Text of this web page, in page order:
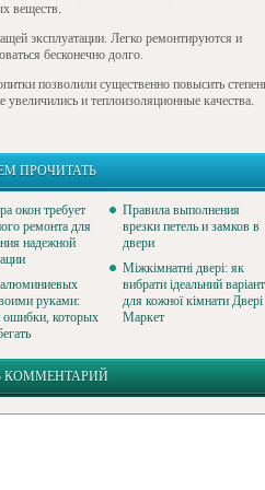
веществ.
эксплуатации. Легко ремонтируются и
бесконечно долго.
позволили существенно повысить
и теплоизоляционные качества.
ПРОЧИТАТЬ
окон требует
ремонта для
надежной
руками:
ошибки, которых
Правила выполнения
врезки петель и замков в
двери
Міжкімнатні двері: як
вибрати ідеальний варіант
для кожної кімнати Двері
Маркет
КОММЕНТАРИЙ